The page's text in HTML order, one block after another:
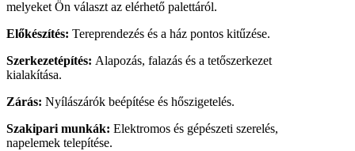
melyeket Ön választ az elérhető palettáról.
Előkészítés: Tereprendezés és a ház pontos kitűzése.
Szerkezetépítés: Alapozás, falazás és a tetőszerkezet
kialakítása.
Zárás: Nyílászárók beépítése és hőszigetelés.
Szakipari munkák: Elektromos és gépészeti szerelés,
napelemek telepítése.